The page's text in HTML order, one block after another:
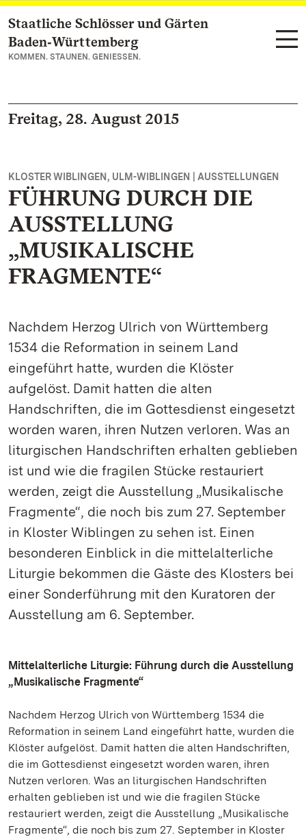
Zum Hauptinhalt springen
Staatliche Schlösser und Gärten
Baden‑Württemberg
KOMMEN. STAUNEN. GENIESSEN.
Freitag, 28. August 2015
KLOSTER WIBLINGEN, ULM-WIBLINGEN | AUSSTELLUNGEN
FÜHRUNG DURCH DIE
AUSSTELLUNG
„MUSIKALISCHE
FRAGMENTE“
Nachdem Herzog Ulrich von Württemberg
1534 die Reformation in seinem Land
eingeführt hatte, wurden die Klöster
aufgelöst. Damit hatten die alten
Handschriften, die im Gottesdienst eingesetzt
worden waren, ihren Nutzen verloren. Was an
liturgischen Handschriften erhalten geblieben
ist und wie die fragilen Stücke restauriert
werden, zeigt die Ausstellung „Musikalische
Fragmente“, die noch bis zum 27. September
in Kloster Wiblingen zu sehen ist. Einen
besonderen Einblick in die mittelalterliche
Liturgie bekommen die Gäste des Klosters bei
einer Sonderführung mit den Kuratoren der
Ausstellung am 6. September.
Mittelalterliche Liturgie: Führung durch die Ausstellung
„Musikalische Fragmente“
Nachdem Herzog Ulrich von Württemberg 1534 die
Reformation in seinem Land eingeführt hatte, wurden die
Klöster aufgelöst. Damit hatten die alten Handschriften,
die im Gottesdienst eingesetzt worden waren, ihren
Nutzen verloren. Was an liturgischen Handschriften
erhalten geblieben ist und wie die fragilen Stücke
restauriert werden, zeigt die Ausstellung „Musikalische
Fragmente“, die noch bis zum 27. September in Kloster